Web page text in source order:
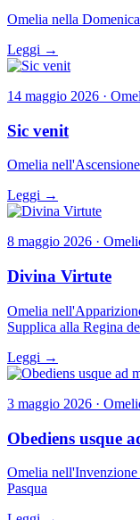
Omelia nella
Leggi →
14 maggio 2026 ·
Sic venit
Omelia
Leggi →
8 maggio 2026 ·
Divina Virtute
Omelia
Supplica alla Regina
Leggi →
3 maggio 2026 ·
Obediens usque
Omelia
Pasqua